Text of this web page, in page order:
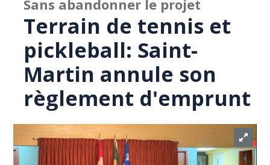
Sans abandonner le projet
Terrain de tennis et
pickleball: Saint-
Martin annule son
règlement d'emprunt